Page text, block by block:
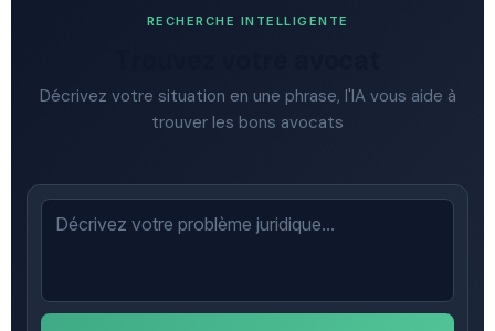
RECHERCHE INTELLIGENTE
Décrivez votre situation en une phrase, l'IA vous aide à
trouver les bons avocats